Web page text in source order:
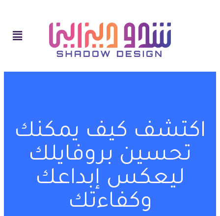
اكتشف كيف يمكنك
تحسين بروفايلك
ليعكس إبداعك
وكفاءتك